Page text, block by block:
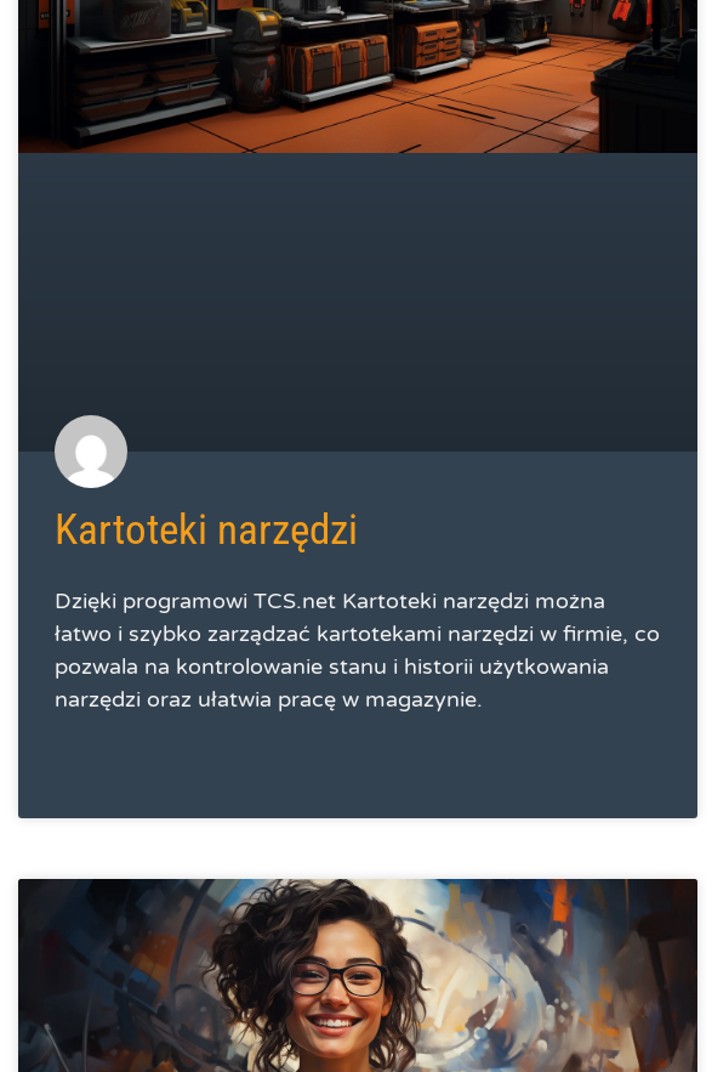
Kartoteki narzędzi
Dzięki programowi TCS.net Kartoteki narzędzi można
łatwo i szybko zarządzać kartotekami narzędzi w firmie, co
pozwala na kontrolowanie stanu i historii użytkowania
narzędzi oraz ułatwia pracę w magazynie.